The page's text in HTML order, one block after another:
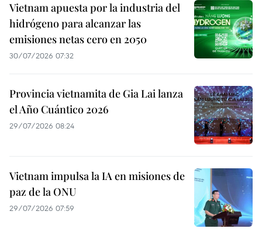
Vietnam apuesta por la industria del
hidrógeno para alcanzar las
emisiones netas cero en 2050
30/07/2026 07:32
Provincia vietnamita de Gia Lai lanza
el Año Cuántico 2026
29/07/2026 08:24
Vietnam impulsa la IA en misiones de
paz de la ONU
29/07/2026 07:59